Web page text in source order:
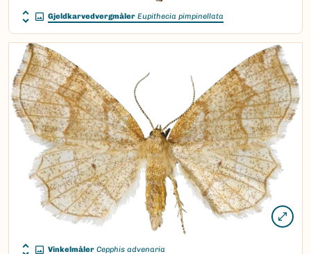
Gjeldkarvedvergmåler Eupithecia pimpinellata
Vinkelmåler Cepphis advenaria